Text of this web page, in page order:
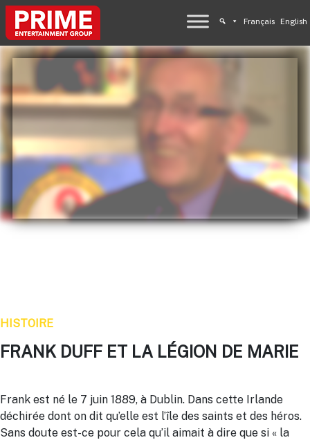
Français English
HISTOIRE
FRANK DUFF ET LA LÉGION DE MARIE
Frank est né le 7 juin 1889, à Dublin. Dans cette Irlande
déchirée dont on dit qu’elle est l’île des saints et des héros.
Sans doute est-ce pour cela qu’il aimait à dire que si « la